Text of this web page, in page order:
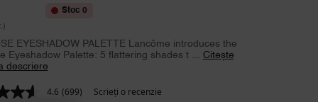
Stoc 0
EYESHADOW PALETTE Lancôme introduces the
Eyeshadow Palette: 5 flattering shades t ... Citește
descriere
4.6 Citiți
(699) Scrieţi o recenzie